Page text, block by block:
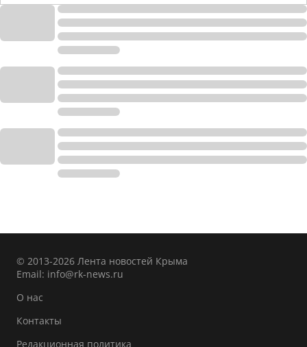
© 2013-2026 Лента новостей Крыма
Email: info@rk-news.ru
О нас
Контакты
Редакционная политика